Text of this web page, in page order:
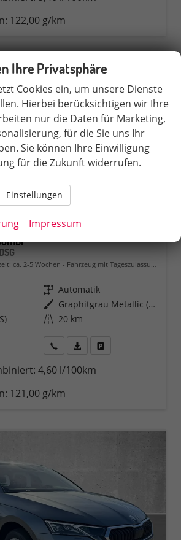
122,00 g/km
ca. 2-5 Wochen Fahrzeug mit Tageszulassung
Getriebe Automatik
Außenfarbe
Graphitgrau Metallic (5X)
Kilometerstand 20 km
Rückruf PDF-Datei, Fahrzeugexposé
4,60 l/100km
121,00 g/km
Ihre Privatsphäre
Cookies ein, um unsere Dienste
Hierbei berücksichtigen wir Ihre
nur die Daten für Marketing,
für die Sie uns Ihr
Sie können Ihre Einwilligung
für die Zukunft widerrufen.
Einstellungen
Impressum